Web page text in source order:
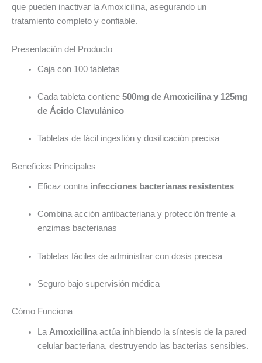
que pueden inactivar la Amoxicilina, asegurando un
tratamiento completo y confiable.
Presentación del Producto
Caja con 100 tabletas
Cada tableta contiene 500mg de Amoxicilina y 125mg
de Ácido Clavulánico
Tabletas de fácil ingestión y dosificación precisa
Beneficios Principales
Eficaz contra infecciones bacterianas resistentes
Combina acción antibacteriana y protección frente a
enzimas bacterianas
Tabletas fáciles de administrar con dosis precisa
Seguro bajo supervisión médica
Cómo Funciona
La Amoxicilinaactúa inhibiendo la síntesis de la pared
celular bacteriana, destruyendo las bacterias sensibles.